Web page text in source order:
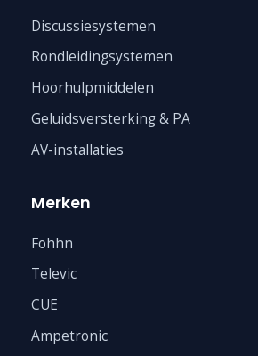
Discussiesystemen
Rondleidingsystemen
Hoorhulpmiddelen
Geluidsversterking & PA
AV-installaties
Merken
Fohhn
Televic
CUE
Ampetronic